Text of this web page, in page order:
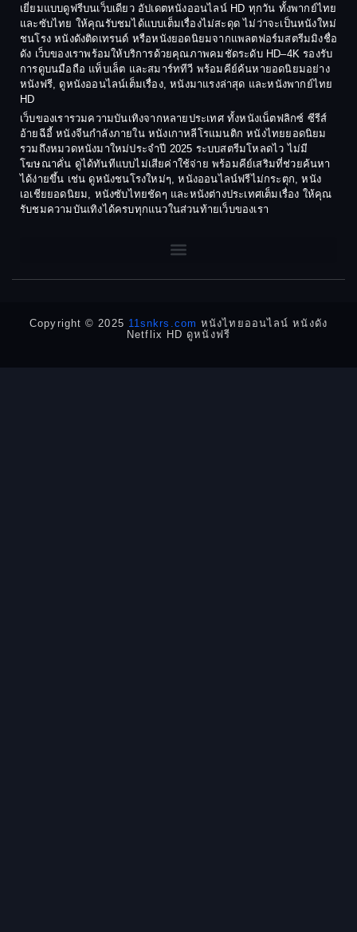
Coming-of-age ชีวิตวัยรุ่น
Crime อาชญากรรม
Crime อาชญากรรม
Culture
Dance เต้น
Dark Comedy ตลกร้าย
DC
Detective สืบสวน
1986
1985
1984
1983
1982
1981
1980
1978
1974
1973
1972
1971
1970
1969
1968
1964
เยี่ยมแบบดูฟรีบนเว็บเดียว อัปเดตหนังออนไลน์ HD ทุกวัน ทั้งพากย์ไทย
และซับไทย ให้คุณรับชมได้แบบเต็มเรื่องไม่สะดุด ไม่ว่าจะเป็นหนังใหม่
ชนโรง หนังดังติดเทรนด์ หรือหนังยอดนิยมจากแพลตฟอร์มสตรีมมิงชื่อ
ดัง เว็บของเราพร้อมให้บริการด้วยคุณภาพคมชัดระดับ HD–4K รองรับ
การดูบนมือถือ แท็บเล็ต และสมาร์ททีวี พร้อมคีย์ค้นหายอดนิยมอย่าง
หนังฟรี, ดูหนังออนไลน์เต็มเรื่อง, หนังมาแรงล่าสุด และหนังพากย์ไทย
HD
เว็บของเรารวมความบันเทิงจากหลายประเทศ ทั้งหนังเน็ตฟลิกซ์ ซีรีส์
อ้ายฉีอี้ หนังจีนกำลังภายใน หนังเกาหลีโรแมนติก หนังไทยยอดนิยม
รวมถึงหมวดหนังมาใหม่ประจำปี 2025 ระบบสตรีมโหลดไว ไม่มี
โฆษณาคั่น ดูได้ทันทีแบบไม่เสียค่าใช้จ่าย พร้อมคีย์เสริมที่ช่วยค้นหา
ได้ง่ายขึ้น เช่น ดูหนังชนโรงใหม่ๆ, หนังออนไลน์ฟรีไม่กระตุก, หนัง
เอเชียยอดนิยม, หนังซับไทยชัดๆ และหนังต่างประเทศเต็มเรื่อง ให้คุณ
รับชมความบันเทิงได้ครบทุกแนวในส่วนท้ายเว็บของเรา
Copyright © 2025 11snkrs.com หนังไทยออนไลน์ หนังดัง
Netflix HD ดูหนังฟรี